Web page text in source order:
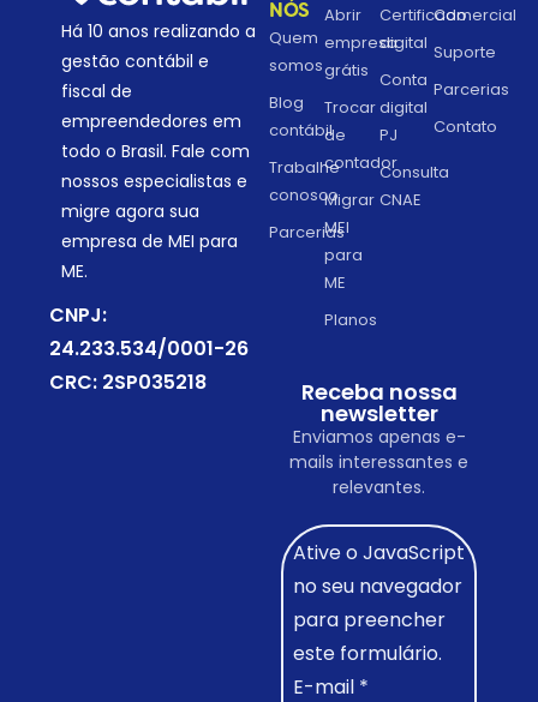
Há 10 anos realizando a
gestão contábil e
fiscal de
empreendedores em
todo o Brasil. Fale com
nossos especialistas e
migre agora sua
empresa de MEI para
ME.
CNPJ:
24.233.534/0001-26
CRC: 2SP035218
NÓS
Quem
somos
Blog
contábil
Trabalhe
conosco
Parcerias
Abrir
empresa
grátis
Trocar
de
contador
Migrar
MEI
para
ME
Planos
Certificado
digital
Conta
digital
PJ
Consulta
CNAE
Comercial
Suporte
Parcerias
Contato
Receba nossa
newsletter
Enviamos apenas e-
mails interessantes e
relevantes.
Ative o JavaScript
no seu navegador
para preencher
este formulário.
E-mail *